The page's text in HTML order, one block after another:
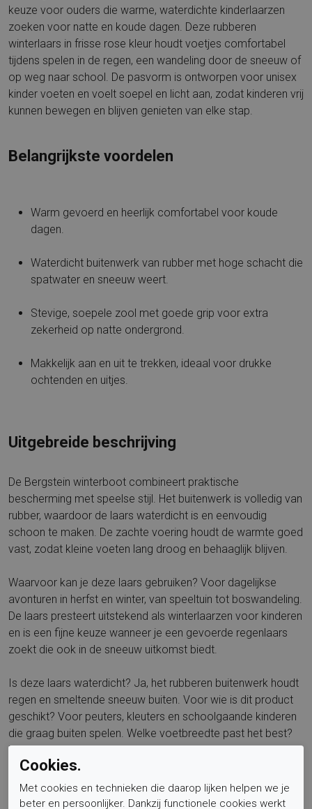
keuze voor ouders die warme, waterdichte kinderlaarzen
zoeken voor natte en koude dagen. Deze rubberen
winterlaars in frisse rose kleur houdt voetjes comfortabel
tijdens spelen in de regen, een wandeling door de sneeuw of
op weg naar school. De pasvorm is ontworpen voor unisex
kinder voeten en voelt soepel en licht aan, zodat kinderen vrij
kunnen bewegen en blijven genieten van elke stap.
Belangrijkste voordelen
Warm gevoerd en heerlijk comfortabel voor koude
dagen.
Waterdicht buitenwerk van rubber met hoge schacht die
spatwater en sneeuw weert.
Stevige, soepele zool met goede grip voor extra
zekerheid op natte ondergrond.
Makkelijk aan en uit te trekken, ideaal voor drukke
ochtenden en uitjes.
Uitgebreide beschrijving
De Bergstein winterboot combineert praktische
bescherming met speelse stijl. Het buitenwerk is volledig van
rubber, waardoor de laars waterdicht is en eenvoudig
schoon te maken. De zachte voering houdt de warmte goed
vast, zodat kleine voeten lang droog en behaaglijk blijven.
Waarvoor kan je deze laars gebruiken? Voor dagelijkse
avonturen in herfst en winter, van speeltuin tot boswandeling.
De laars presteert uitstekend als winterlaarzen voor kinderen
en is een fijne keuze wanneer je een gevoerde regenlaars
zoekt die ook in de sneeuw uitkomst biedt.
Is deze laars waterdicht? Ja, het rubberen buitenwerk houdt
regen en smeltende sneeuw buiten. Voor wie is dit product
geschikt? Voor peuters, kleuters en schoolgaande kinderen
die graag buiten spelen. Welke voetbreedte past het best?
De pasvorm is geschikt voor een normale voetbreedte en
de schacht sluit prettig aan voor extra comfort.
Is het voetbed uitneembaar? Het voetbed is niet
Cookies.
Met cookies en technieken die daarop lijken helpen we je
beter en persoonlijker. Dankzij functionele cookies werkt